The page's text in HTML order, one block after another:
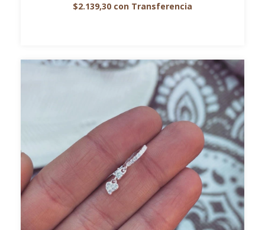
$2.139,30 con Transferencia